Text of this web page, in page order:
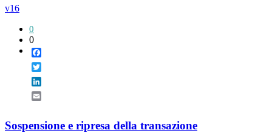
v16
0
0
Sospensione e ripresa della transazione